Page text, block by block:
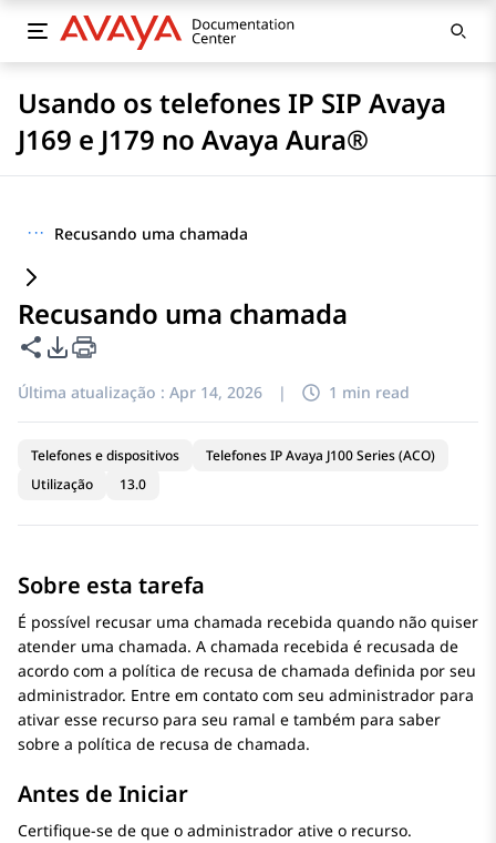
Usando os telefones IP SIP Avaya
J169 e J179 no Avaya Aura®
··· Recusando uma chamada
Recusando uma chamada
Compartilhar esta página
Opções de exportação de PDF
Última atualização : Apr 14, 2026 | 1 min read
Telefones e dispositivos
Telefones IP Avaya J100 Series (ACO)
Utilização
13.0
Sobre esta tarefa
É possível recusar uma chamada recebida quando não quiser
atender uma chamada. A chamada recebida é recusada de
acordo com a política de recusa de chamada definida por seu
administrador. Entre em contato com seu administrador para
ativar esse recurso para seu ramal e também para saber
sobre a política de recusa de chamada.
Antes de Iniciar
Certifique-se de que o administrador ative o recurso.